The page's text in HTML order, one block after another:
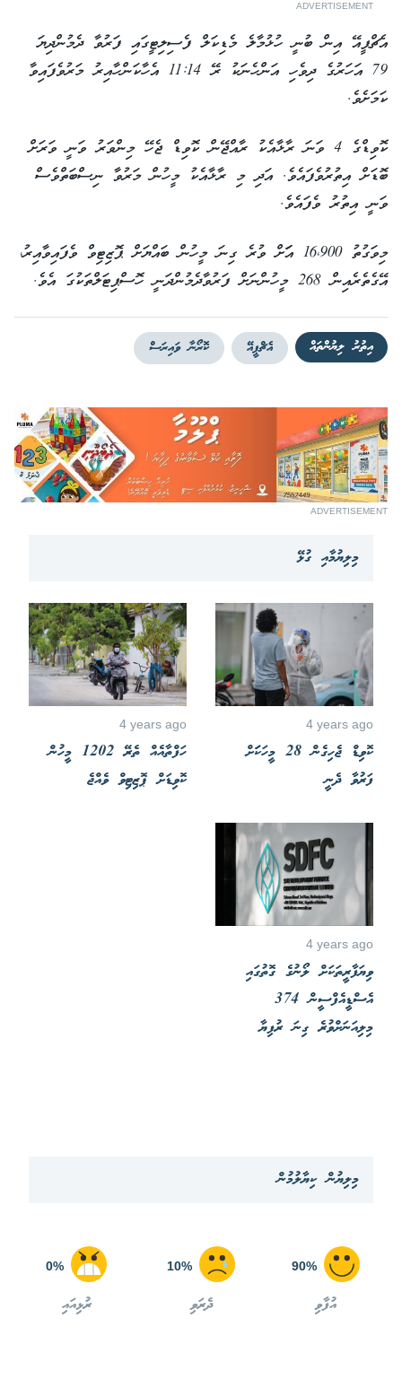
ADVERTISEMENT
އެޗްޕީއޭ އިން ބުނީ ހުޅުމާލެ މެޑިކަލް ފެސިލިޓީގައި ފަރުވާ ދެމުންދިޔަ
79 އަހަރުގެ ދިވެހި އަންހެނަކު ރޭ 11:14 އެހާކަންހާއިރު މަރުވެފައިވާ
ކަމަށެވެ.
ކޮވިޑްގެ 4 ވަނަ ރާޅާއެކު ރާއްޖޭން ކޮވިޑް ޖެހޭ މިންވަރު ވަނީ ވަރަށް
ބޮޑަށް އިތުރުވެފައެވެ. އަދި މި ރާޅާއެކު މީހުން މަރުވާ ނިސްބަތްވެސް
ވަނީ އިތުރު ވެފައެވެ.
މިވަގުތު 16،900 އަަށް ވުރެ ގިނަ މީހުން ބައްޔަށް ޕޮޒިޓިވް ވެފައިވާއިރު،
އޭގެތެރެއިން 268 މީހުންނަށް ފަރުވާދެމުންދަނީ ހޮސްޕިޓަލްތަކުގަ އެވެ.
އިތުރު ލިޔުންތައް އެޗްޕީއޭ ކޮރޯނާ ވައިރަސް
ADVERTISEMENT
މިލިޔުމާއި ގުޅޭ
4 years ago
ކޮވިޑް ޖެހިގެން 28 މީހަކަަށް
ފަރުވާ ދެނީ
4 years ago
ހަފްތާއެއް ތެރޭ 1202 މީހުން
ކޮވިޑަށް ޕޮޒިޓިވް ވެއްޖެ
4 years ago
ވިޔަފާރީތަކަށް ލޯނުގެ ގޮތުގައި
އެސްޑީއެފްސީން 374
މިލިއަނަށްވުރެ ގިނަ ރުފިޔާ
މިލިޔުން ކިޔާލުމުން
90%
އުފާވި
10%
ދެރަވި
0%
ރުޅިއައި